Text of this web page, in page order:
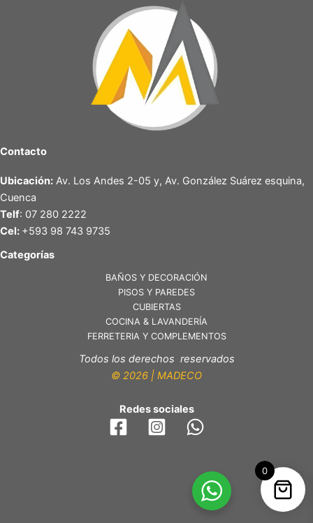
Contacto
Ubicación: Av. Los Andes 2-05 y, Av. González Suárez esquina,
Cuenca
Telf: 07 280 2222
Cel: +593 98 743 9735
Categorías
BAÑOS Y DECORACIÓN
PISOS Y PAREDES
CUBIERTAS
COCINA & LAVANDERÍA
FERRETERIA Y COMPLEMENTOS
Todos los derechos reservados
© 2026 | MADECO
Redes sociales
0